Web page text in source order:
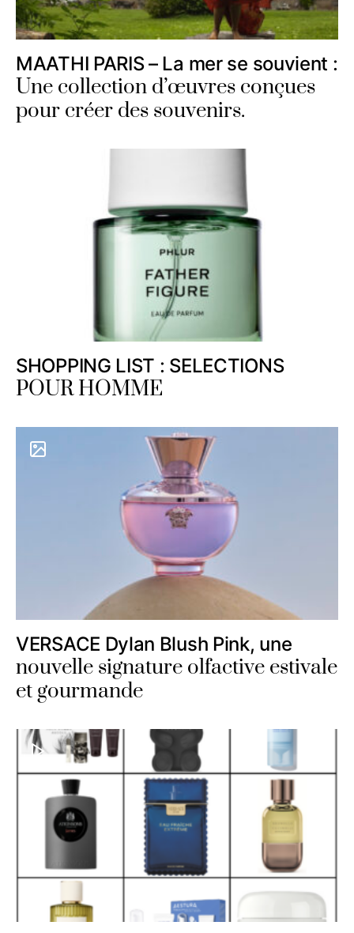
MAATHI PARIS – La mer se souvient :
Une collection d’œuvres conçues
pour créer des souvenirs.
SHOPPING LIST : SELECTIONS
POUR HOMME
VERSACE Dylan Blush Pink, une
nouvelle signature olfactive estivale
et gourmande